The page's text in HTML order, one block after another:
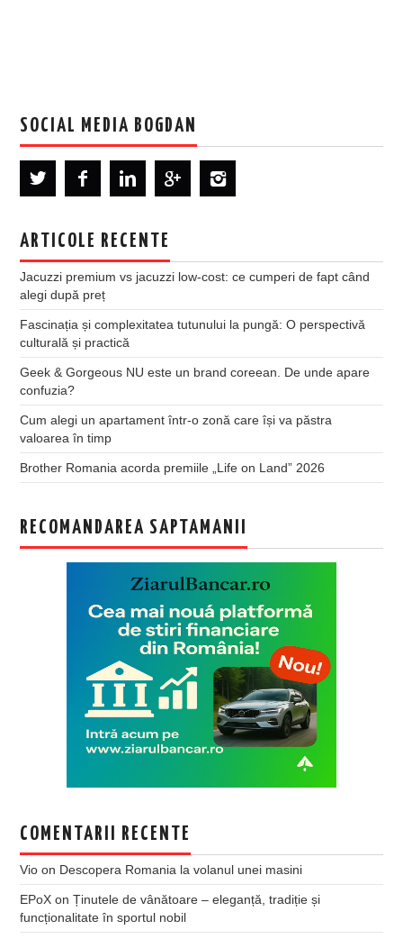
SOCIAL MEDIA BOGDAN
ARTICOLE RECENTE
Jacuzzi premium vs jacuzzi low-cost: ce cumperi de fapt când
alegi după preț
Fascinația și complexitatea tutunului la pungă: O perspectivă
culturală și practică
Geek & Gorgeous NU este un brand coreean. De unde apare
confuzia?
Cum alegi un apartament într-o zonă care își va păstra
valoarea în timp
Brother Romania acorda premiile „Life on Land” 2026
RECOMANDAREA SAPTAMANII
COMENTARII RECENTE
Vio on Descopera Romania la volanul unei masini
EPoX onȚinutele de vânătoare – eleganță, tradiție și
funcționalitate în sportul nobil